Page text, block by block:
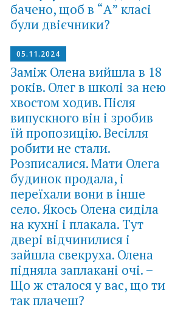
бачено, щоб в “А” класі
були двієчники?
05.11.2024
Заміж Олена вийшла в 18
років. Олег в школі за нею
хвостом ходив. Після
випускного він і зробив
їй пропозицію. Весілля
робити не стали.
Розписалися. Мати Олега
будинок продала, і
переїхали вони в інше
село. Якось Олена сиділа
на кухні і плакала. Тут
двері відчинилися і
зайшла свекруха. Олена
підняла заплакані очі. –
Що ж сталося у вас, що ти
так плачеш?